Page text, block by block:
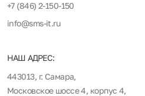
+7 (846) 2-150-150
info@sms-it.ru
НАШ АДРЕС:
443013, г. Самара,
Московское шоссе 4, корпус 4,